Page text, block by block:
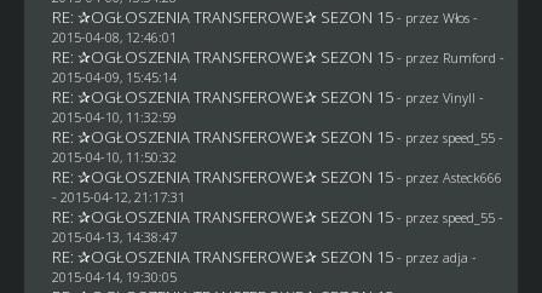
RE: ✰OGŁOSZENIA TRANSFEROWE✰ SEZON 15 - przez Włos-
2015-04-08, 12:46:01
RE: ✰OGŁOSZENIA TRANSFEROWE✰ SEZON 15 - przez Rumford -
2015-04-09, 15:45:14
RE: ✰OGŁOSZENIA TRANSFEROWE✰ SEZON 15 - przez Vinyll -
2015-04-10, 11:32:59
RE: ✰OGŁOSZENIA TRANSFEROWE✰ SEZON 15 - przez speed_55 -
2015-04-10, 11:50:32
RE: ✰OGŁOSZENIA TRANSFEROWE✰ SEZON 15 - przez Asteck666
- 2015-04-12, 21:17:31
RE: ✰OGŁOSZENIA TRANSFEROWE✰ SEZON 15 - przez speed_55 -
2015-04-13, 14:38:47
RE: ✰OGŁOSZENIA TRANSFEROWE✰ SEZON 15 - przez adja -
2015-04-14, 19:30:05